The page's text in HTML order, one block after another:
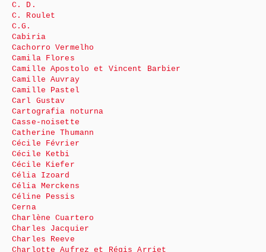
C. D.
C. Roulet
C.G.
Cabiria
Cachorro Vermelho
Camila Flores
Camille Apostolo et Vincent Barbier
Camille Auvray
Camille Pastel
Carl Gustav
Cartografia noturna
Casse-noisette
Catherine Thumann
Cécile Février
Cécile Ketbi
Cécile Kiefer
Célia Izoard
Célia Merckens
Céline Pessis
Cerna
Charlène Cuartero
Charles Jacquier
Charles Reeve
Charlotte Aufrez et Régis Arriet